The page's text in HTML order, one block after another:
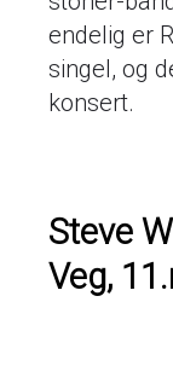
endelig er
singel, og
konsert.
Steve
Veg,